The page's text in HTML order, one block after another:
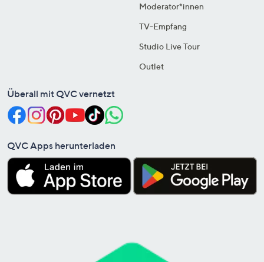
Moderator*innen
TV-Empfang
Studio Live Tour
Outlet
Überall mit QVC vernetzt
QVC Apps herunterladen